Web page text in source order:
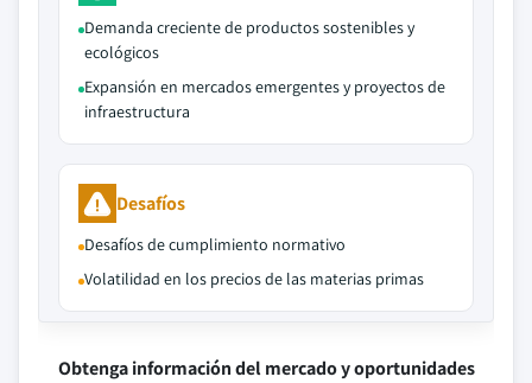
Demanda creciente de productos sostenibles y
ecológicos
Expansión en mercados emergentes y proyectos de
infraestructura
Desafíos
Desafíos de cumplimiento normativo
Volatilidad en los precios de las materias primas
Obtenga información del mercado y oportunidades